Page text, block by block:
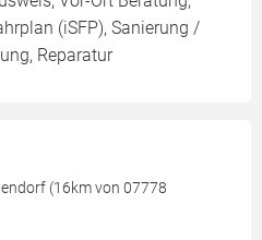
(iSFP), Sanierung /
Reparatur
(16km von 07778